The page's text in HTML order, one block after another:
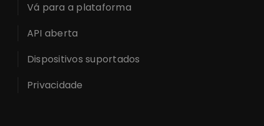
Vá para a plataforma
API aberta
Dispositivos suportados
Privacidade